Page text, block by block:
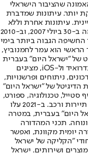
שהציבור הישראלי
יותר. עיתונות שמדברת
עיתונות אחרת וללא
תשלום. המהדורה המודפסת הראשונה פורסמה ב-30 ביולי 2007, וב-2010
החשיפה הגבוה ביותר בימי
הראשי הוא עמר לחמנוביץ,
של "ישראל היום" בעברית
ובאנגלית, כמו כן היישומונים (אפליקציות) לאנדרואיד ול-iOS, מציגים
ניתוחים ופרשנויות,
הדיגיטל של "ישראל היום"
סטייל, טכנולוגיה, ספורט,
כלכלה וצרכנות, בריאות, חיילים, אוכל, יהדות, תיירות ורכב. ב-2021 עלו
היום" בעברית, במטרה
תכני המהדורה
יומית מקוונת, ואפשר
"הקליקה של ישראל
ושירותים. ישראל